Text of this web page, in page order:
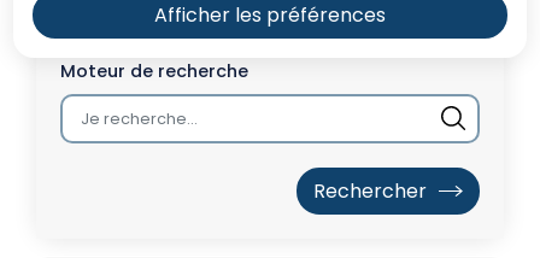
Afficher les préférences
Moteur de recherche